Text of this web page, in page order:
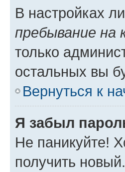
В настройках
пребывание на
только
остальных вы
Вернуться к
Я забыл
Не паникуйте!
получить